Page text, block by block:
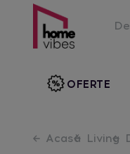
OFERTE
Acasă Living